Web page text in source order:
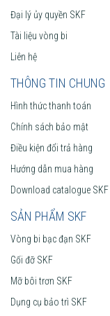
Đại lý ủy quyền SKF
Tài liệu vòng bi
Liên hệ
THÔNG TIN CHUNG
Hình thức thanh toán
Chính sách bảo mật
Điều kiện đổi trả hàng
Hướng dẫn mua hàng
Download catalogue SKF
SẢN PHẨM SKF
Vòng bi bạc đạn SKF
Gối đỡ SKF
Mỡ bôi trơn SKF
Dụng cụ bảo trì SKF